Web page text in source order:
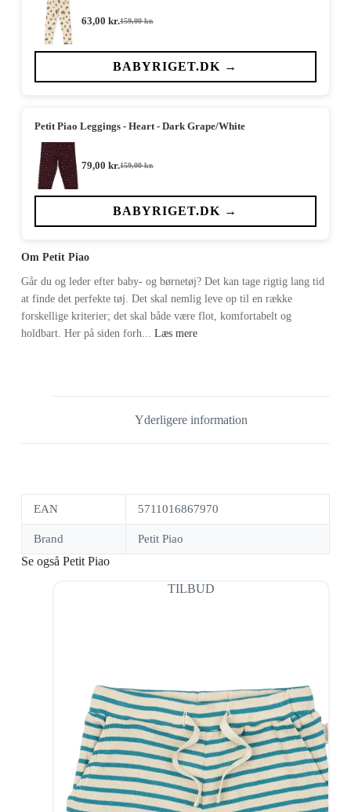
159,00kr.
Den
pris
var:
63,00 kr.Den
pris
er:
BABYRIGET.DK →
Petit Piao Leggings - Heart - Dark Grape/White
159,00kr.
Den
pris
var:
79,00 kr.Den
pris
er:
BABYRIGET.DK →
Om Petit Piao
Går du og leder efter baby- og børnetøj? Det kan tage rigtig lang tid
at finde det perfekte tøj. Det skal nemlig leve op til en række
forskellige kriterier; det skal både være flot, komfortabelt og
holdbart. Her på siden forh... Læs mere
Yderligere information
EAN 5711016867970
Brand Petit Piao
Se også Petit Piao
TILBUD